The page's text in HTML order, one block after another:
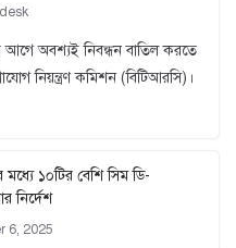
আগে অবশ্যই নিবন্ধন বাতিল করতে
নিয়ন্ত্রণ কমিশন (বিটিআরসি)।
১০টির বেশি সিম ডি-
নির্দেশ
6, 2025